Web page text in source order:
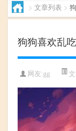
> 文章列表 >
狗狗喜欢乱
网友:gg